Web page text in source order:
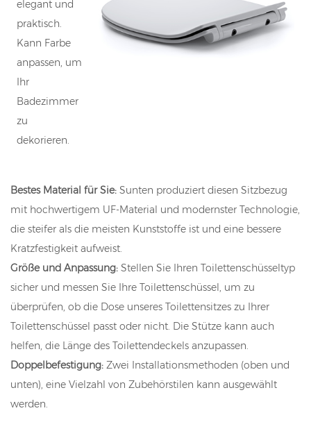
elegant und
praktisch.
Kann Farbe
anpassen, um
Ihr
Badezimmer
zu
dekorieren.
Bestes Material für Sie: Sunten produziert diesen Sitzbezug
mit hochwertigem UF-Material und modernster Technologie,
die steifer als die meisten Kunststoffe ist und eine bessere
Kratzfestigkeit aufweist.
Größe und Anpassung: Stellen Sie Ihren Toilettenschüsseltyp
sicher und messen Sie Ihre Toilettenschüssel, um zu
überprüfen, ob die Dose unseres Toilettensitzes zu Ihrer
Toilettenschüssel passt oder nicht. Die Stütze kann auch
helfen, die Länge des Toilettendeckels anzupassen.
Doppelbefestigung: Zwei Installationsmethoden (oben und
unten), eine Vielzahl von Zubehörstilen kann ausgewählt
werden.